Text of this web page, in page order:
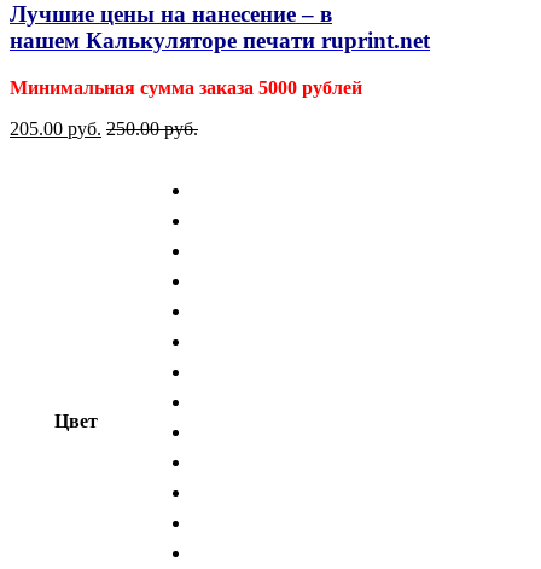
Лучшие цены на нанесение – в
нашем Калькуляторе печати ruprint.net
Минимальная сумма заказа 5000 рублей
205.00 руб. 250.00руб.
Цвет